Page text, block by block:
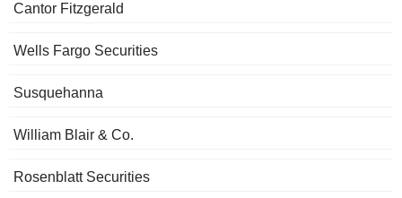
Cantor Fitzgerald
Wells Fargo Securities
Susquehanna
William Blair & Co.
Rosenblatt Securities